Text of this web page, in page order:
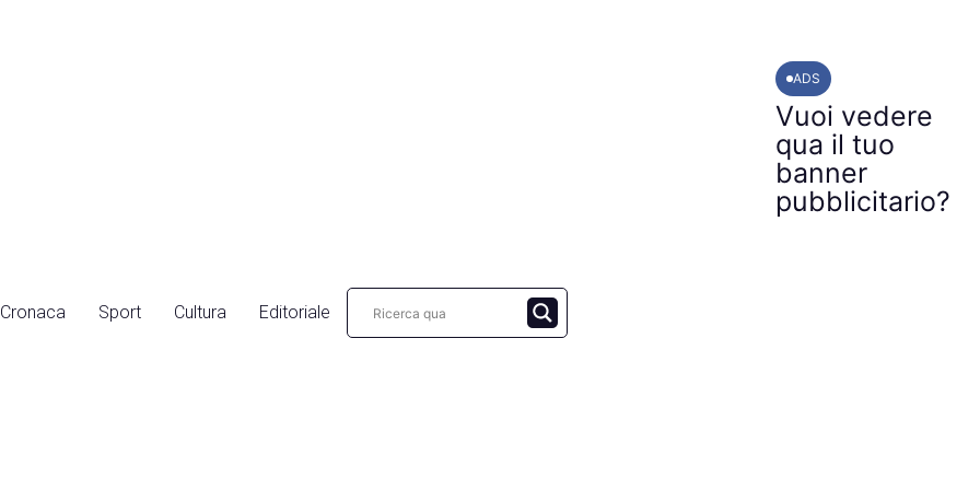
ADS
Vuoi vedere
qua il tuo
banner
pubblicitario?
Cronaca Sport Cultura Editoriale